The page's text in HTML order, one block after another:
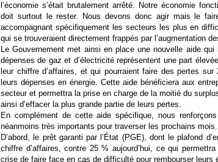
l’économie s’était brutalement arrêté. Notre économie
doit surtout le rester. Nous devons donc agir mais le
accompagnant spécifiquement les secteurs les plus en
qui se trouveraient directement frappés par l’augmentation
Le Gouvernement met ainsi en place une nouvelle aide
dépenses de gaz et d’électricité représentent une part
leur chiffre d’affaires, et qui pourraient faire des pertes
leurs dépenses en énergie. Cette aide bénéficiera aux
secteur et permettra la prise en charge de la moitié du
ainsi d’effacer la plus grande partie de leurs pertes.
En complément de cette aide spécifique, nous
néanmoins très importants pour traverser les prochains mois.
D’abord, le prêt garanti par l’État (PGE), dont le plafond
chiffre d’affaires, contre 25 % aujourd’hui, ce qui
crise de faire face en cas de difficulté pour rembourser leurs